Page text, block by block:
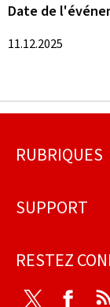
Date de
11.12.2025
Pied
page
RUBRIQUES
SUPPORT
RESTEZ
Twitter